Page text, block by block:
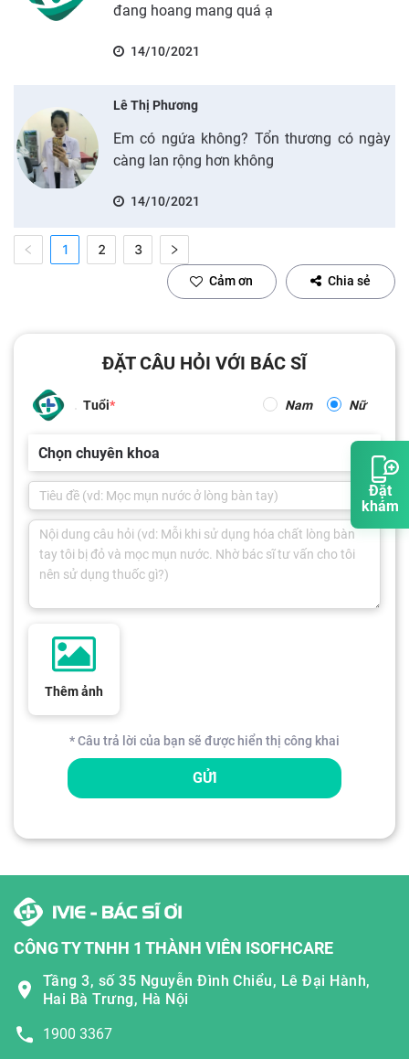
Đặt
khám
đang hoang mang quá ạ
14/10/2021
Lê Thị Phương
Em có ngứa không? Tổn thương có ngày
càng lan rộng hơn không
14/10/2021
1 2 3
Cảm ơn Chia sẻ
ĐẶT CÂU HỎI VỚI BÁC SĨ
Tuổi Nam Nữ
Chọn chuyên khoa
Thêm ảnh
* Câu trả lời của bạn sẽ được hiển thị công khai
GỬI
CÔNG TY TNHH 1 THÀNH VIÊN ISOFHCARE
Tầng 3, số 35 Nguyễn Đình Chiểu, Lê Đại Hành,
Hai Bà Trưng, Hà Nội
1900 3367